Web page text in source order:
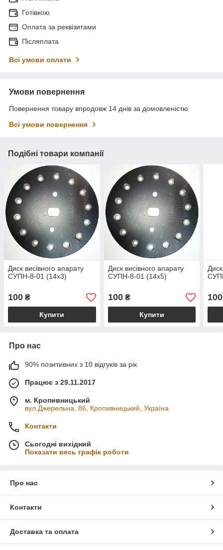
Готівкою
Оплата за реквізитами
Післяплата
Всі умови оплати
Умови повернення
Повернення товару впродовж 14 днів за домовленістю
Всі умови повернення
Подібні товари компанії
Диск висівного апарату
СУПН-8-01 (14х3)
100 ₴
Купити
Диск висівного апарату
СУПН-8-01 (14х5)
100₴
Купити
100
Про нас
90% позитивних з 10 відгуків за рік
Працює з 29.11.2017
м. Кропивницький
вул.Джерельна, 86, Кропивницький, Україна
Контакти
Сьогодні вихідний
Показати весь графік роботи
Про нас
Контакти
Доставка та оплата